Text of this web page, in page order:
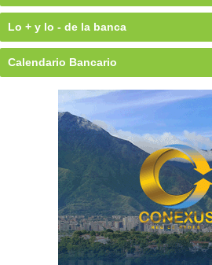
Lo + y lo - de la banca
Calendario Bancario